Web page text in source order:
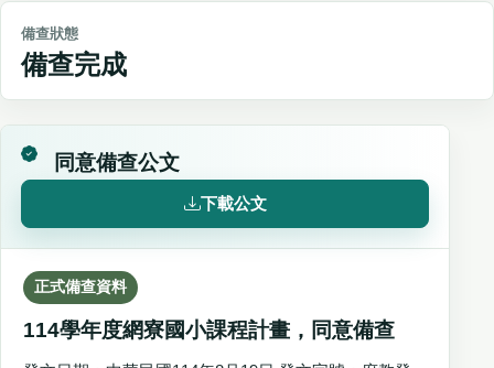
備查狀態
備查完成
同意備查公文
下載公文
正式備查資料
114學年度網寮國小課程計畫，同意備查